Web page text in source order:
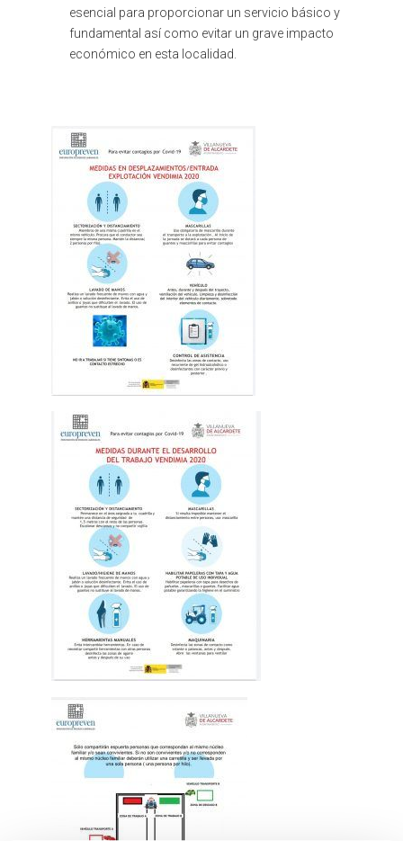
esencial para proporcionar un servicio básico y
fundamental así como evitar un grave impacto
económico en esta localidad.